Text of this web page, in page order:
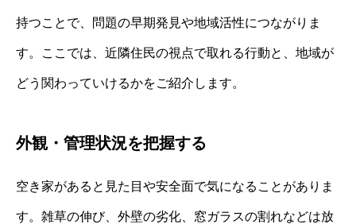
持つことで、問題の早期発見や地域活性につながりま
す。ここでは、近隣住民の視点で取れる行動と、地域が
どう関わっていけるかをご紹介します。
外観・管理状況を把握する
空き家があると見た目や安全面で気になることがありま
す。雑草の伸び、外壁の劣化、窓ガラスの割れなどは放